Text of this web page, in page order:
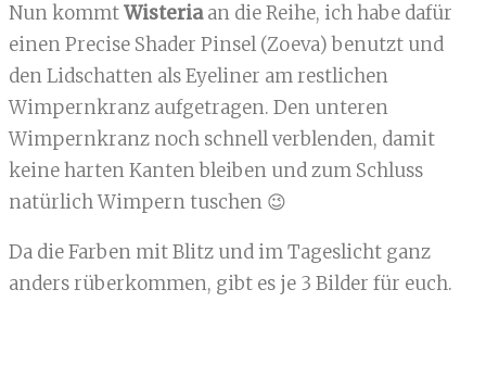
Nun kommtWisteriaan die Reihe, ich habe dafür
einen Precise Shader Pinsel (Zoeva) benutzt und
den Lidschatten als Eyeliner am restlichen
Wimpernkranz aufgetragen. Den unteren
Wimpernkranz noch schnell verblenden, damit
keine harten Kanten bleiben und zum Schluss
natürlich Wimpern tuschen 😉
Da die Farben mit Blitz und im Tageslicht ganz
anders rüberkommen, gibt es je 3 Bilder für euch.